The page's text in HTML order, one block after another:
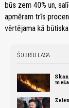
būs zem 40% un,
apmēram trīs
vērtējama kā
ŠOBRĪD LASA